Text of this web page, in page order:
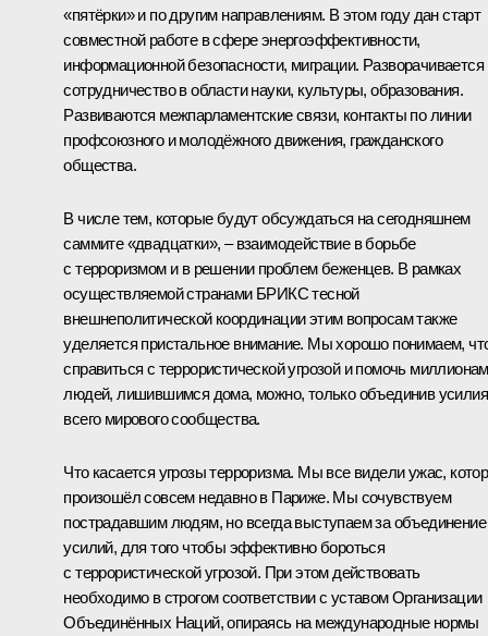
«пятёрки» и по другим направлениям. В этом году дан старт
совместной работе в сфере энергоэффективности,
информационной безопасности, миграции. Разворачивается
сотрудничество в области науки, культуры, образования.
Развиваются межпарламентские связи, контакты по линии
профсоюзного и молодёжного движения, гражданского
общества.
В числе тем, которые будут обсуждаться на сегодняшнем
саммите «двадцатки», – взаимодействие в борьбе
с терроризмом и в решении проблем беженцев. В рамках
осуществляемой странами БРИКС тесной
внешнеполитической координации этим вопросам также
уделяется пристальное внимание. Мы хорошо понимаем,
справиться с террористической угрозой и помочь миллионам
людей, лишившимся дома, можно, только объединив усилия
всего мирового сообщества.
Что касается угрозы терроризма. Мы все видели ужас,
произошёл совсем недавно в Париже. Мы сочувствуем
пострадавшим людям, но всегда выступаем за объединение
усилий, для того чтобы эффективно бороться
с террористической угрозой. При этом действовать
необходимо в строгом соответствии с уставом Организации
Объединённых Наций, опираясь на международные нормы